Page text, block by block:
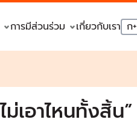
การมีส่วนร่วม เกี่ยวกับเรา ก+
เอาไหนทั้งสิ้น”